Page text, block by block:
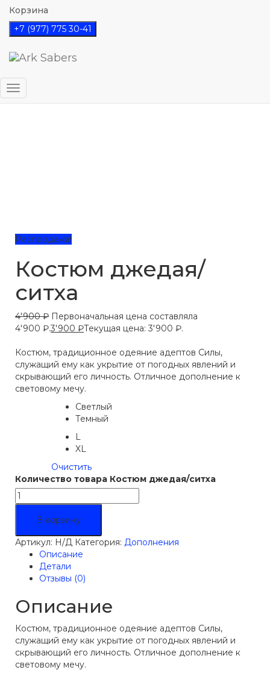
Корзина
+7 (977) 775 30-41
Переключить
ситха
Распродажа!
Костюм джедая/
ситха
4'900₽ Первоначальная цена составляла
4'900 ₽.3'900 ₽Текущая цена: 3'900 ₽.
Костюм, традиционное одеяние адептов Силы,
служащий ему как укрытие от погодных явлений и
скрывающий его личность. Отличное дополнение к
световому мечу.
Светлый
Темный
L
XL
Очистить
Количество товара Костюм джедая/ситха
В корзину
Артикул: Н/Д Категория: Дополнения
Описание
Детали
Отзывы (0)
Описание
Костюм, традиционное одеяние адептов Силы,
служащий ему как укрытие от погодных явлений и
скрывающий его личность. Отличное дополнение к
световому мечу.